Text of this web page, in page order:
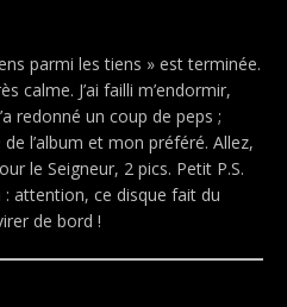
parmi les tiens » est terminée.
calme. J’ai failli m’endormir,
redonné un coup de peps ;
l’album et mon préféré. Allez,
le Seigneur, 2 pics. Petit P.S.
attention, ce disque fait du
de bord !